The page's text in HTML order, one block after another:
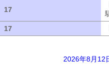
17
17
2026年8月12